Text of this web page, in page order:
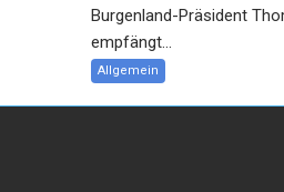
Burgenland-Präsident
empfängt...
Allgemein